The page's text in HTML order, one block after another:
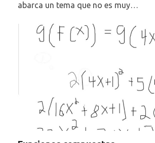
abarca un tema que no es muy…